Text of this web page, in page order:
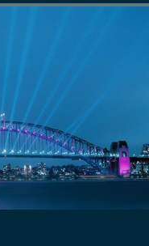
GIỚI THIỆU
VĂN BẰNG